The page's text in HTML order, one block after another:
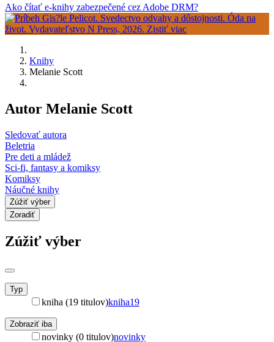
Ako čítať e-knihy zabezpečené cez Adobe DRM?
Knihy
Melanie Scott
Autor Melanie Scott
Sledovať autora
Beletria
Pre deti a mládež
Sci-fi, fantasy a komiksy
Komiksy
Náučné knihy
Zúžiť výber
Zoradiť
Zúžiť výber
Typ
kniha (19 titulov)kniha19
Zobraziť iba
novinky (0 titulov)novinky